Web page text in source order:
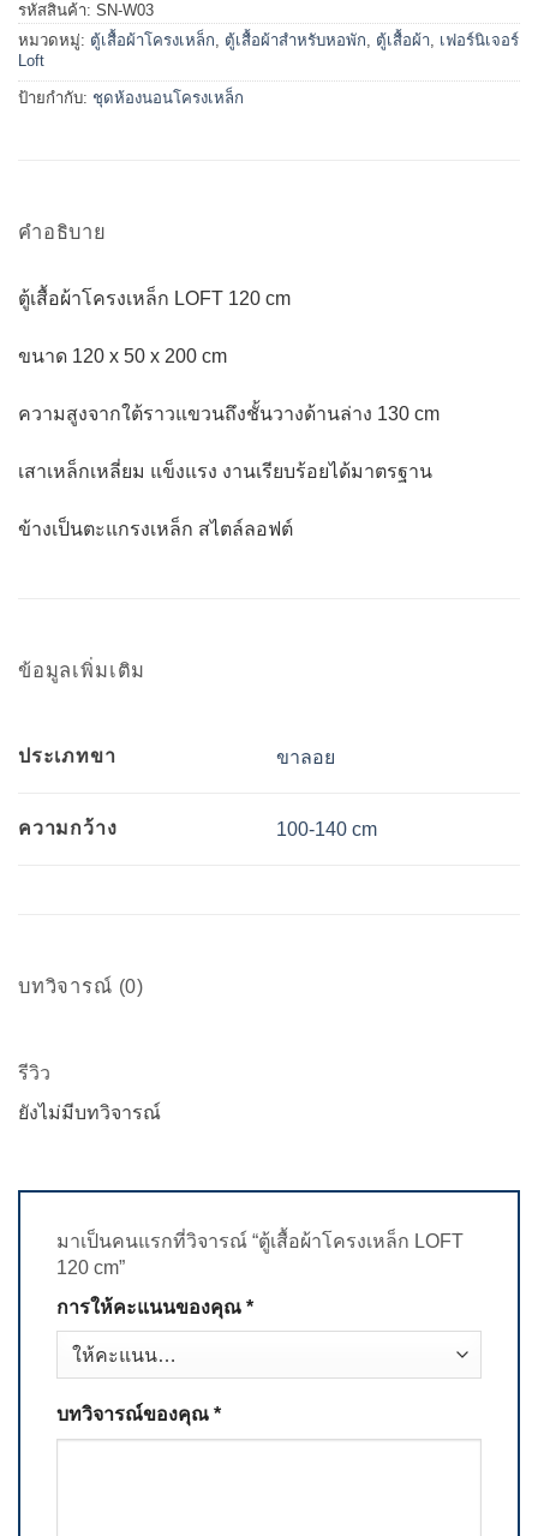
รหัสสินค้า: SN-W03
หมวดหมู่: ตู้เสื้อผ้าโครงเหล็ก, ตู้เสื้อผ้าสำหรับหอพัก, ตู้เสื้อผ้า, เฟอร์นิเจอร์
Loft
ป้ายกำกับ: ชุดห้องนอนโครงเหล็ก
คำอธิบาย
ตู้เสื้อผ้าโครงเหล็ก LOFT 120 cm
ขนาด 120 x 50 x 200 cm
ความสูงจากใต้ราวแขวนถึงชั้นวางด้านล่าง 130 cm
เสาเหล็กเหลี่ยม แข็งแรง งานเรียบร้อยได้มาตรฐาน
ข้างเป็นตะแกรงเหล็ก สไตล์ลอฟต์
ข้อมูลเพิ่มเติม
ประเภทขา ขาลอย
ความกว้าง 100-140 cm
บทวิจารณ์ (0)
รีวิว
ยังไม่มีบทวิจารณ์
มาเป็นคนแรกที่วิจารณ์ “ตู้เสื้อผ้าโครงเหล็ก LOFT
120 cm”
การให้คะแนนของคุณ *
บทวิจารณ์ของคุณ *